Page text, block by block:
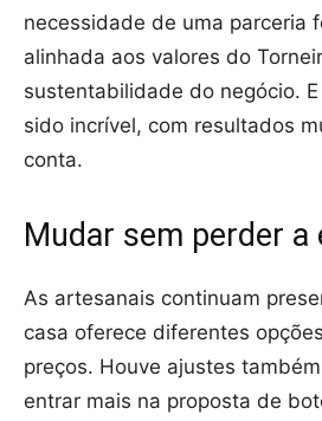
necessidade de uma parceria
alinhada aos valores do
sustentabilidade do negócio.
sido incrível, com resultados
conta.
Mudar sem perder a
As artesanais continuam
casa oferece diferentes
preços. Houve ajustes
entrar mais na proposta de